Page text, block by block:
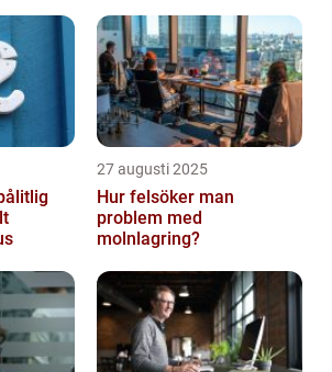
27 augusti 2025
Hur felsöker man
problem med
molnlagring?